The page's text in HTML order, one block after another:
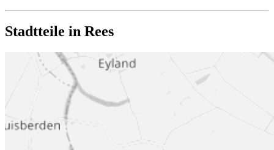
Stadtteile in Rees